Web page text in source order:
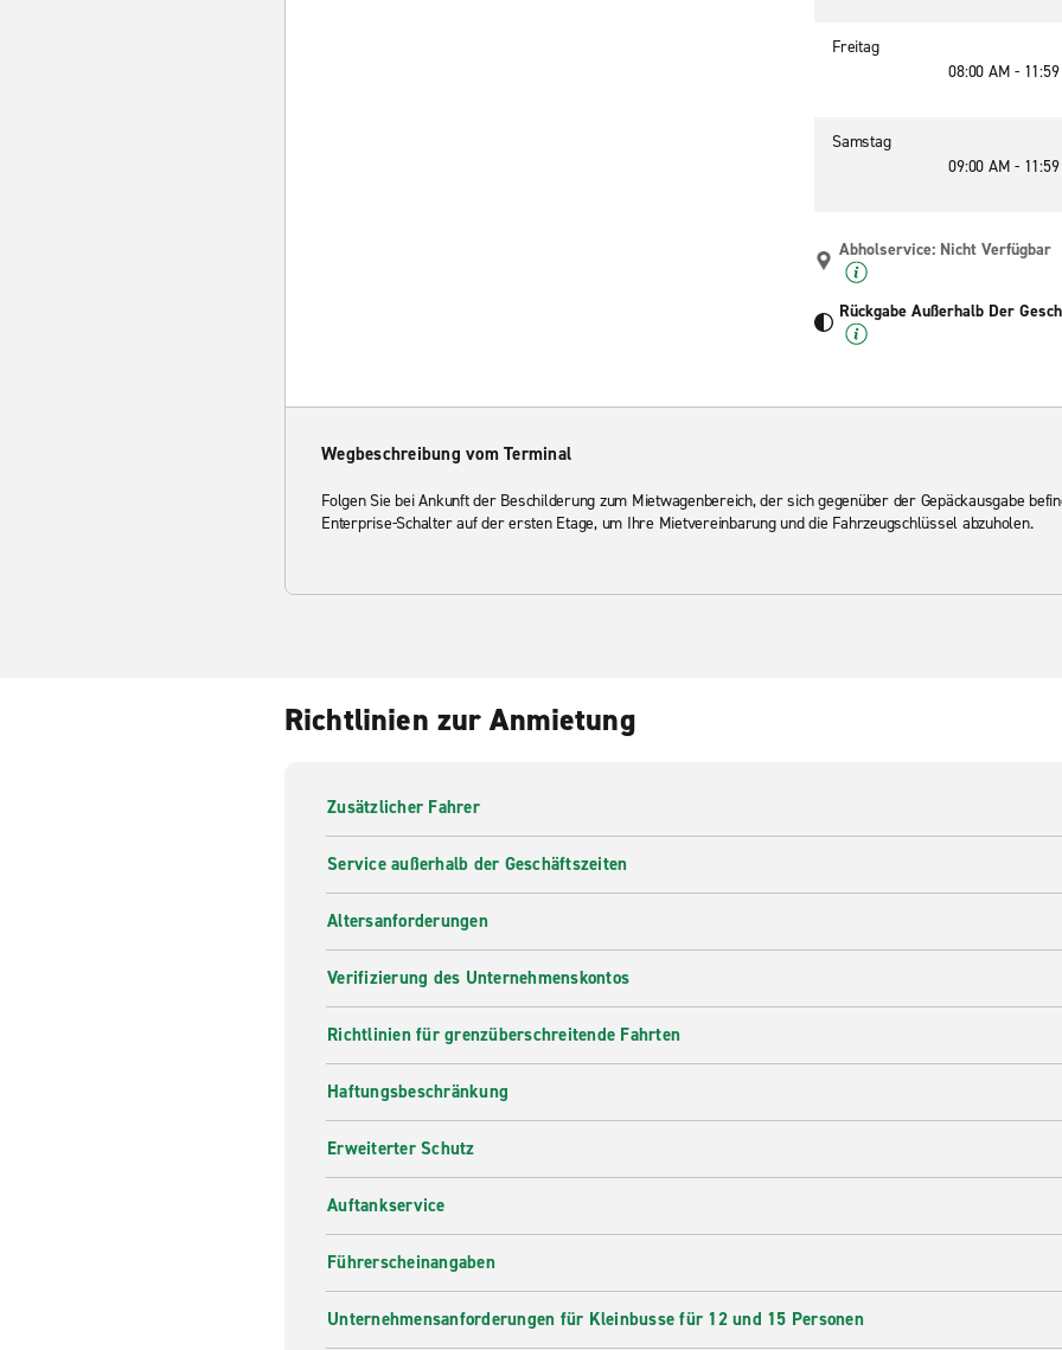
Freitag
08:00 AM -
Samstag
09:00 AM -
Abholservice: Nicht Verfügbar
Rückgabe Außerhalb Der
Wegbeschreibung vom Terminal
Folgen Sie bei Ankunft der Beschilderung zum Mietwagenbereich, der sich gegenüber der Gepäckausgabe
Enterprise-Schalter auf der ersten Etage, um Ihre Mietvereinbarung und die Fahrzeugschlüssel abzuholen.
Richtlinien zur Anmietung
Zusätzlicher Fahrer
Service außerhalb der Geschäftszeiten
Altersanforderungen
Verifizierung des Unternehmenskontos
Richtlinien für grenzüberschreitende Fahrten
Haftungsbeschränkung
Erweiterter Schutz
Auftankservice
Führerscheinangaben
Unternehmensanforderungen für Kleinbusse für 12 und 15 Personen